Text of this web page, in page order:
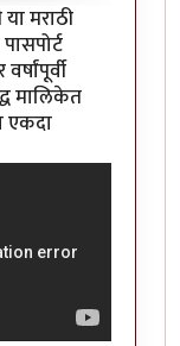
या मराठी
मालिकेत
एकदा